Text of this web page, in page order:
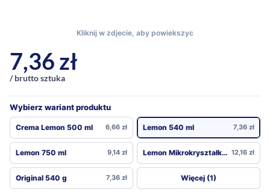
7,36zł
/ brutto sztuka
Wybierz wariant produktu
Crema Lemon 500 ml 6,66 zł Lemon 540 ml 7,36 zł
Lemon 750 ml 9,14 zł Lemon Mikrokryształkami 780 g 12,16 zł
Original 540 g 7,36 zł Więcej (1)